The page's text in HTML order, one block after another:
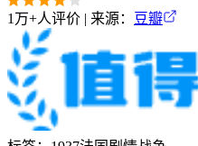
1万+人评价 | 来源： 豆瓣